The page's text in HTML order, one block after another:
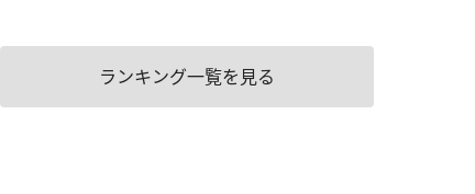
ランキング一覧を見る